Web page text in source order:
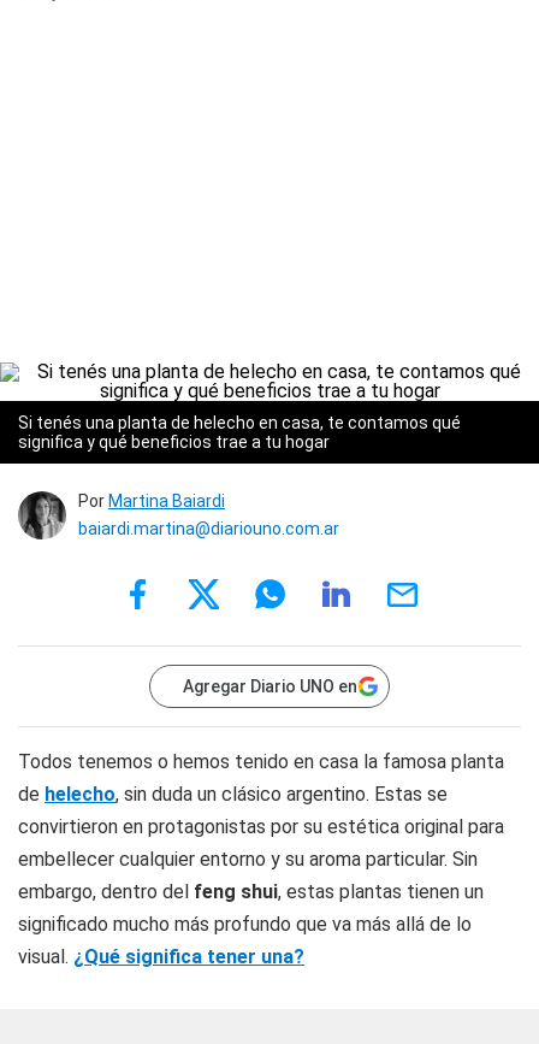
Si tenés una planta de helecho en casa, te contamos qué
significa y qué beneficios trae a tu hogar
Por Martina Baiardi
baiardi.martina@diariouno.com.ar
Agregar Diario UNO en
Todos tenemos o hemos tenido en casa la famosa planta
de helecho, sin duda un clásico argentino. Estas se
convirtieron en protagonistas por su estética original para
embellecer cualquier entorno y su aroma particular. Sin
embargo, dentro del feng shui, estas plantas tienen un
significado mucho más profundo que va más allá de lo
visual. ¿Qué significa tener una?